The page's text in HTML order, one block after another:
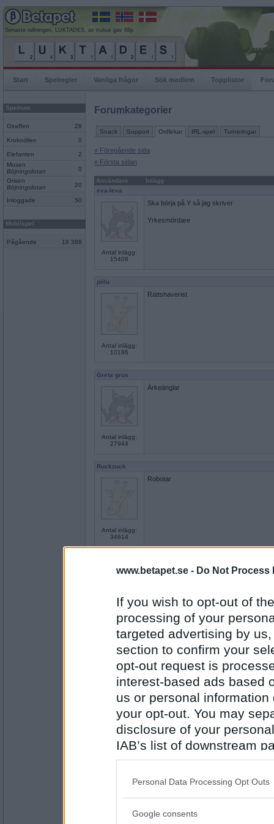
www.betapet.se - Do Not Process
If you wish to opt-out of
processing of your
targeted advertising by
section to confirm your
opt-out request is
interest-based ads based
us or personal
your opt-out. You may
disclosure of your
IAB’s list of downstream
also be disclosed by us
Downstream Participants
Please note that this
Personal Data Processing Opt Outs
Google consents
Senaste rullningen, LUKTADES, av trulsie gav 88p
Start Spelregler Vanliga frågor Sök medlem Topplistor
Spelrum
Giraffen 28
Krokodilen 0
Elefanten
2
Musen
Böjningslistan
0
Grisen
Böjningslistan
20
Inloggade 50
Mobilspel
Pågående 18 388
Forumkategorier
Snack Support Ordlekar IRL-spel Turneringar
« Föregående sida
« Första sidan
Användare
Inlägg
eva-leva
Antal inlägg:
15408
Ska börja på Y så jag skriver
Yrkesmördare
piilu
Antal inlägg:
10186
Rättshaverist
Greta grus
Antal inlägg:
27944
Ärkeänglar
Ruckzuck
Antal inlägg:
34614
Robotar
Antal inlägg: 420
Oljeutsläpp
Antal inlägg:
10186
Lättja
Ruckzuck